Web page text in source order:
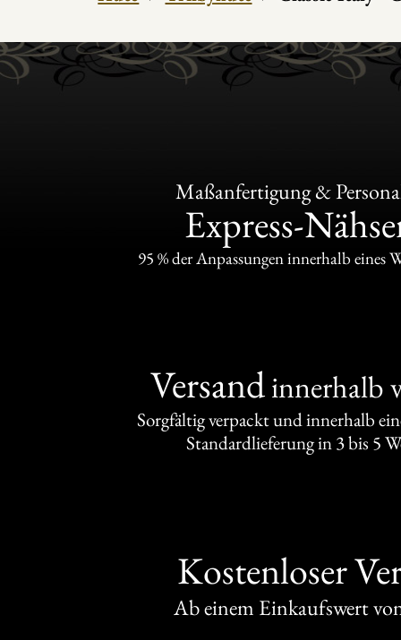
Maßanfertigung &
Express-
95 % der Anpassungen innerhalb eines
Versandinnerhalb
Sorgfältig verpackt und innerhalb
Standardlieferung in 3 bis 5
Kostenloser
Ab einem Einkaufswert